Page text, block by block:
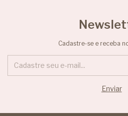
Cadastre-se e receba